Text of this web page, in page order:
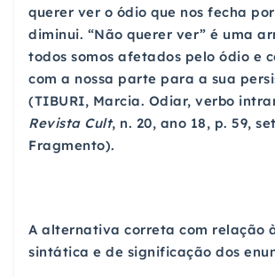
querer ver o ódio que nos fecha
diminui. “Não querer ver” é uma
todos somos afetados pelo ódio e
com a nossa parte para a sua
(TIBURI, Marcia. Odiar, verbo
Revista Cult, n. 20, ano 18, p. 59,
Fragmento).
A alternativa correta com relação
sintática e de significação dos